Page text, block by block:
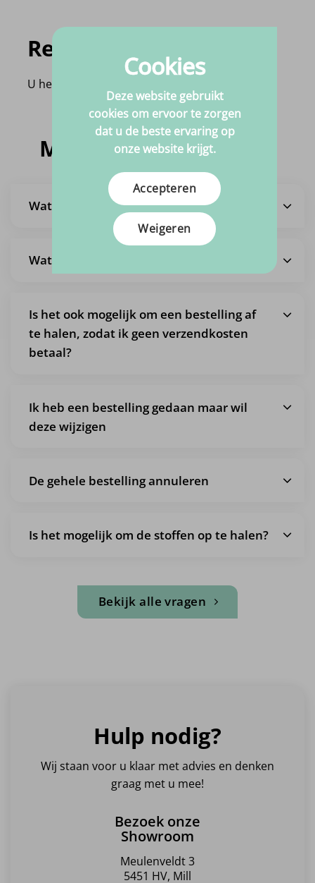
Recent bekeken
U heeft nog geen product bekeken!
Meestgestelde vragen
Wat is de levertijd?
Wat zijn de verzendkosten?
Is het ook mogelijk om een bestelling af
te halen, zodat ik geen verzendkosten
betaal?
Ik heb een bestelling gedaan maar wil
deze wijzigen
De gehele bestelling annuleren
Is het mogelijk om de stoffen op te halen?
Bekijk alle vragen
Hulp nodig?
Wij staan voor u klaar met advies en denken
graag met u mee!
Bezoek onze
Showroom
Meulenveldt 3
5451 HV, Mill
Cookies
Deze website gebruikt
cookies om ervoor te zorgen
dat u de beste ervaring op
onze website krijgt.
Accepteren
Weigeren